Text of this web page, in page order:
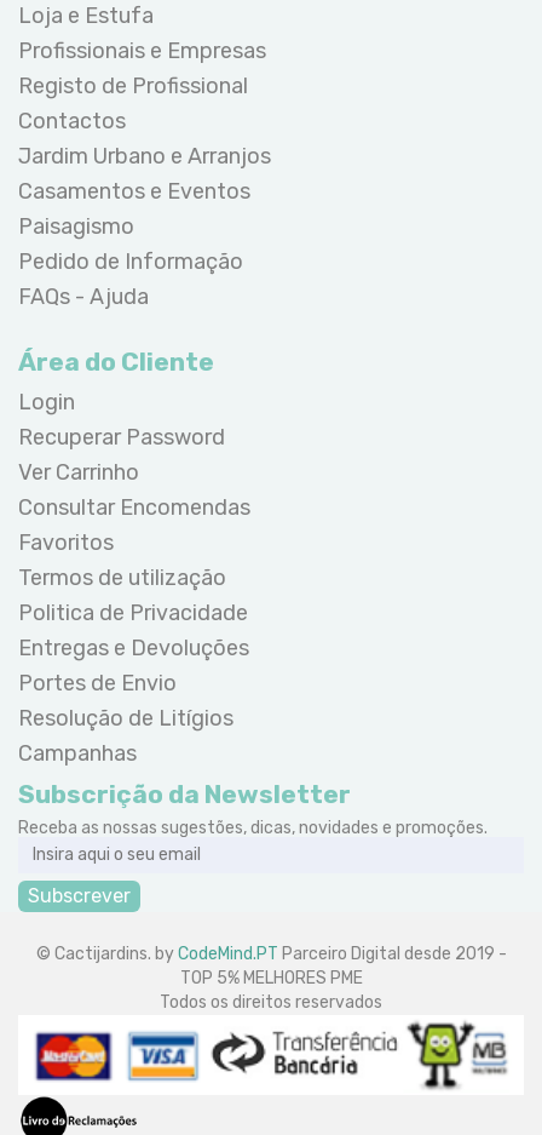
Loja e Estufa
Profissionais e Empresas
Registo de Profissional
Contactos
Jardim Urbano e Arranjos
Casamentos e Eventos
Paisagismo
Pedido de Informação
FAQs - Ajuda
Área do Cliente
Login
Recuperar Password
Ver Carrinho
Consultar Encomendas
Favoritos
Termos de utilização
Politica de Privacidade
Entregas e Devoluções
Portes de Envio
Resolução de Litígios
Campanhas
Subscrição da Newsletter
Receba as nossas sugestões, dicas, novidades e promoções.
Subscrever
© Cactijardins. byCodeMind.PT Parceiro Digital desde 2019 -
TOP 5% MELHORES PME
Todos os direitos reservados